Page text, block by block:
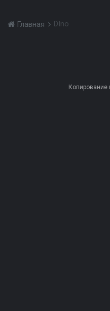
Главная DIno
Копирование